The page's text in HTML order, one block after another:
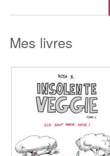
e
c
Mes livres